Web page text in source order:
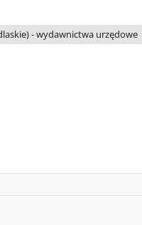
- wydawnictwa urzędowe